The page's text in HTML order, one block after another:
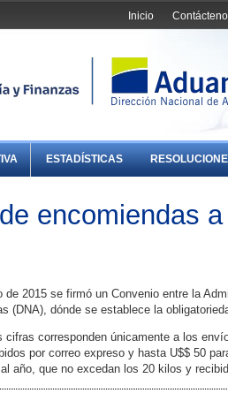
Inicio
ESTADÍSTICAS
encomiendas
de 2015 se firmó un Convenio entre la
(DNA), dónde se establece la
corresponden únicamente a los
por correo expreso y hasta U$$ 50
año, que no excedan los 20 kilos y